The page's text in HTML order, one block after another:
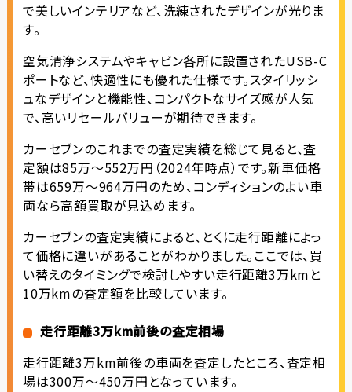
で美しいインテリアなど、洗練されたデザインが光りま
す。
空気清浄システムやキャビン各所に設置されたUSB-C
ポートなど、快適性にも優れた仕様です。スタイリッシ
ュなデザインと機能性、コンパクトなサイズ感が人気
で、高いリセールバリューが期待できます。
カーセブンのこれまでの査定実績を総じて見ると、査
定額は85万〜552万円（2024年時点）です。新車価格
帯は659万〜964万円のため、コンディションのよい車
両なら高額買取が見込めます。
カーセブンの査定実績によると、とくに走行距離によっ
て価格に違いがあることがわかりました。ここでは、買
い替えのタイミングで検討しやすい走行距離3万kmと
10万kmの査定額を比較しています。
走行距離3万km前後の査定相場
走行距離3万km前後の車両を査定したところ、査定相
場は300万〜450万円となっています。